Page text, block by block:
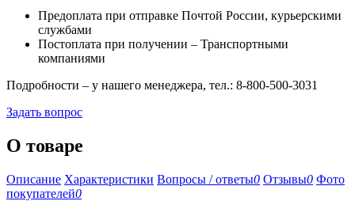
Предоплата при отправке Почтой России, курьерскими
службами
Постоплата при получении – Транспортными
компаниями
Подробности – у нашего менеджера, тел.: 8-800-500-3031
Задать вопрос
О товаре
Описание Характеристики Вопросы / ответы0 Отзывы0 Фото
покупателей0